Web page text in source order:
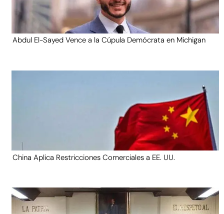
Abdul El-Sayed Vence a la Cúpula Demócrata en Michigan
China Aplica Restricciones Comerciales a EE. UU.